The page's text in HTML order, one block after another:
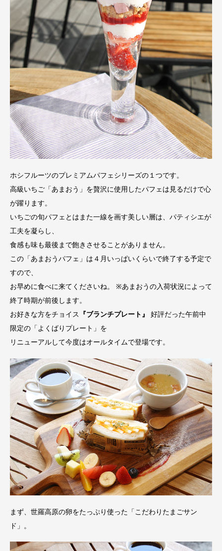
ホシフルーツのプレミアムパフェシリーズの１つです。
高級いちご「あまおう」を贅沢に使用したパフェは見るだけで心
が躍ります。
いちごの旬パフェとはまた一線を画す美しい層は、パティシエが
工夫を凝らし、
食感も味も最後まで飽きさせることがありません。
この「あまおうパフェ」は４月いっぱいくらいで終了する予定で
すので、
お早めに食べに来てくださいね。 ※あまおうの入荷状況によって
終了時期が前後します。
お好きな方をチョイス 『ブランチプレート』
好評だった午前中
限定の「よくばりプレート」を
リニューアルして今度はオールタイムで登場です。
まず、世羅高原の卵をたっぷり使った「こだわりたまごサン
ド」。